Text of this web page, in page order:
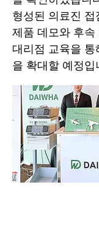
형성된 의료진 접
제품 데모와 후속
대리점 교육을 통
을 확대할 예정입